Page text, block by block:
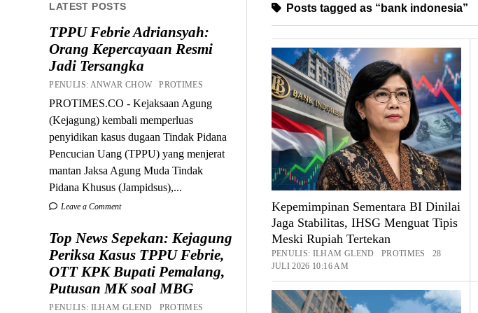
LATEST POSTS
TPPU Febrie Adriansyah:
Orang Kepercayaan Resmi
Jadi Tersangka
PENULIS: ANWAR CHOW PROTIMES
PROTIMES.CO - Kejaksaan Agung
(Kejagung) kembali memperluas
penyidikan kasus dugaan Tindak Pidana
Pencucian Uang (TPPU) yang menjerat
mantan Jaksa Agung Muda Tindak
Pidana Khusus (Jampidsus),...
Leave a Comment
Top News Sepekan: Kejagung
Periksa Kasus TPPU Febrie,
OTT KPK Bupati Pemalang,
Putusan MK soal MBG
PENULIS: ILHAM GLEND PROTIMES
Posts tagged as “bank indonesia”
Kepemimpinan Sementara BI Dinilai
Jaga Stabilitas, IHSG Menguat Tipis
Meski Rupiah Tertekan
PENULIS: ILHAM GLEND PROTIMES 28
JULI 2026 10:16 AM